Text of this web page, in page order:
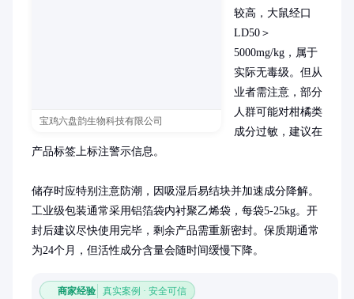
宝鸡六盘韵生物科技有限公司
较高，大鼠经口
LD50＞
5000mg/kg，属于
实际无毒级。但从
业者需注意，部分
人群可能对柑橘类
成分过敏，建议在
产品标签上标注警示信息。
储存时应特别注意防潮，因吸湿后易结块并加速成分降解。
工业级包装通常采用铝箔袋内衬聚乙烯袋，每袋5-25kg。开
封后建议尽快使用完毕，剩余产品需重新密封。保质期通常
为24个月，但活性成分含量会随时间缓慢下降。
商家经验 真实案例 · 安全可信